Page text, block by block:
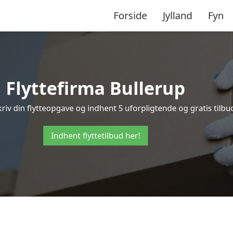
Forside Jylland Fyn
Flyttefirma Bullerup
din flytteopgave og indhent 5 uforpligtende og gratis
Indhent flyttetilbud her!